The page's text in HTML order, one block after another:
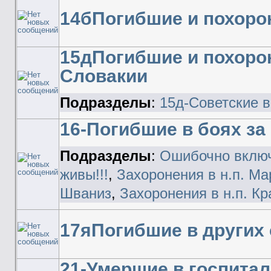
14бПогибшие и
15дПогибшие и
Словакии
Подразделы: 15д-Советские
16-Погибшие в боях
Подразделы: Ошибочно
живы!!!, Захоронения в н.п.
Шваниз, Захоронения в н.п.
17яПогибшие в других